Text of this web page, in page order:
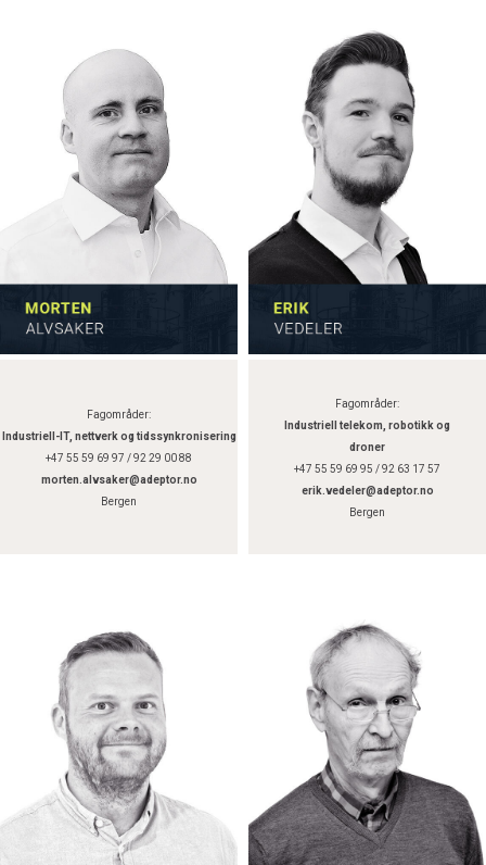
Fagområder:
Industriell-IT, nettverk og tidssynkronisering
+47 55 59 69 97 / 92 29 00 88
morten.alvsaker@adeptor.no
Bergen
Fagområder:
Industriell telekom, robotikk og
droner
+47 55 59 69 95 / 92 63 17 57
erik.vedeler@adeptor.no
Bergen